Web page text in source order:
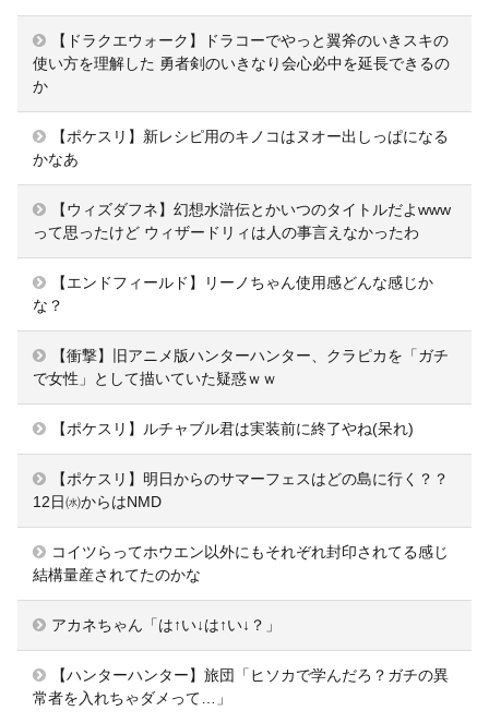
【ドラクエウォーク】ドラコーでやっと翼斧のいきスキの
使い方を理解した 勇者剣のいきなり会心必中を延長できるの
か
【ポケスリ】新レシピ用のキノコはヌオー出しっぱになる
かなあ
【ウィズダフネ】幻想水滸伝とかいつのタイトルだよwww
って思ったけど ウィザードリィは人の事言えなかったわ
【エンドフィールド】リーノちゃん使用感どんな感じか
な？
【衝撃】旧アニメ版ハンターハンター、クラピカを「ガチ
で女性」として描いていた疑惑ｗｗ
【ポケスリ】ルチャブル君は実装前に終了やね(呆れ)
【ポケスリ】明日からのサマーフェスはどの島に行く？？
12日㈬からはNMD
コイツらってホウエン以外にもそれぞれ封印されてる感じ
結構量産されてたのかな
アカネちゃん「は↑い↓は↑い↓？」
【ハンターハンター】旅団「ヒソカで学んだろ？ガチの異
常者を入れちゃダメって…」